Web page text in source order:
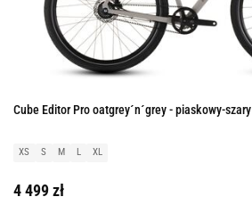
Cube Editor Pro oatgrey´n´grey - piaskowy-szary
XS S M L XL
4 499 zł